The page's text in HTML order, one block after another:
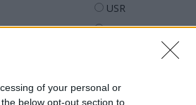
of your personal or
below opt-out section to
i-
de
USR
PNL
UDMR